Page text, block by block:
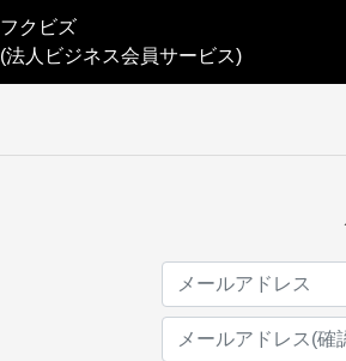
フクビズ
(法人ビジネス会員サービス)